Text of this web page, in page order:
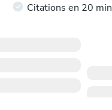
Citations en 20 min